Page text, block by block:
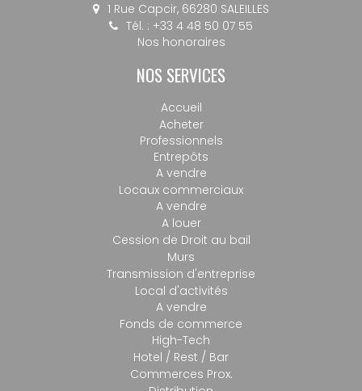
1 Rue Capcir, 66280 SALEILLES
Tél. : +33 4 48 50 07 55
Nos honoraires
NOS SERVICES
Accueil
Acheter
Professionnels
Entrepôts
A vendre
Locaux commerciaux
A vendre
A louer
Cession de Droit au bail
Murs
Transmission d'entreprise
Local d'activités
A vendre
Fonds de commerce
High-Tech
Hotel / Rest / Bar
Commerces Prox.